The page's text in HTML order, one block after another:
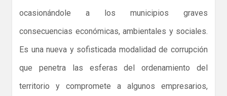
ocasionándole a los municipios graves
consecuencias económicas, ambientales y sociales.
Es una nueva y sofisticada modalidad de corrupción
que penetra las esferas del ordenamiento del
territorio y compromete a algunos empresarios,